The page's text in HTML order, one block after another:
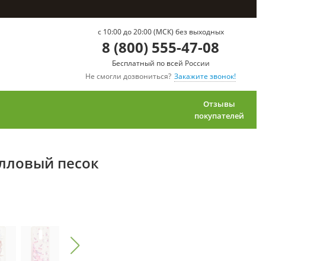
c 10:00 до 20:00 (МСК) без выходных
8 (800) 555-47-08
Бесплатный по всей России
Не смогли дозвониться? Закажите звонок!
Отзывы
покупателей
песок